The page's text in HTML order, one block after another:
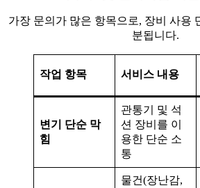
가장 문의가 많은 항목으로, 장비 사용
분됩니다.
작업 항목 서비스 내용
변기 단순 막
힘
관통기 및 석
션 장비를 이
용한 단순 소
통
물건(장난감,